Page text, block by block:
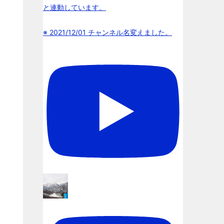
と連動しています。
※ 2021/12/01 チャンネル名変えました。